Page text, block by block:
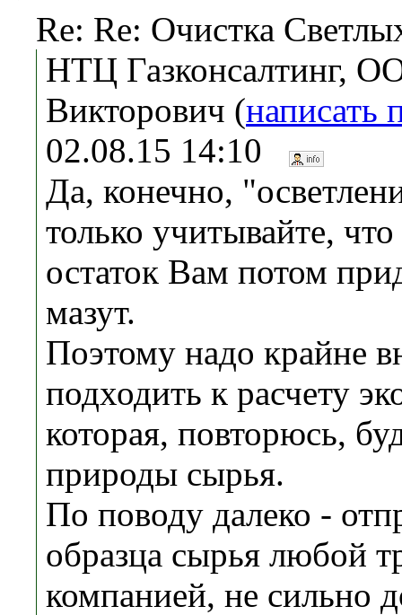
Re: Re: Очистка
НТЦ Газконсалтинг,
Викторович (написать
02.08.15 14:10
Да, конечно,
только учитывайте,
остаток Вам потом
мазут.
Поэтому надо крайне
подходить к расчету
которая, повторюсь,
природы сырья.
По поводу далеко -
образца сырья любой
компанией, не сильно